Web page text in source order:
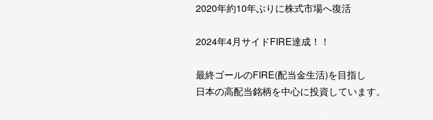
2020年約10年ぶりに株式市場へ復活
2024年4月サイドFIRE達成！！
最終ゴールのFIRE(配当金生活)を目指し
日本の高配当銘柄を中心に投資しています。